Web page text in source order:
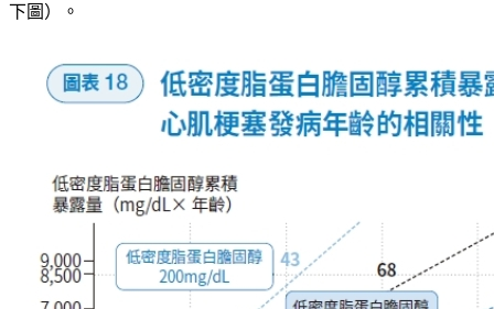
下圖）。